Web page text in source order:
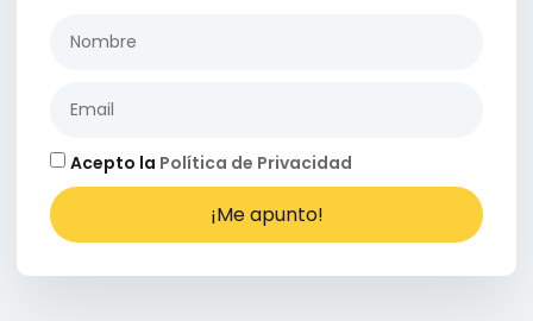
Acepto la Política de Privacidad
¡Me apunto!